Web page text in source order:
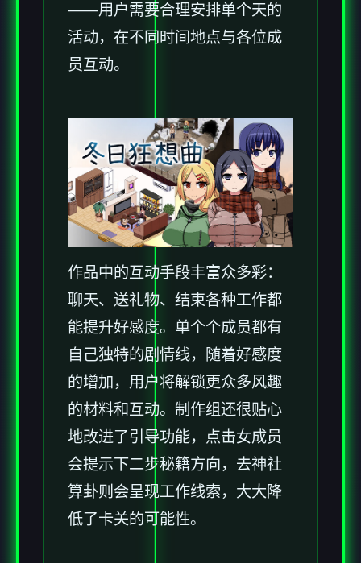
——用户需要合理安排单个天的
活动，在不同时间地点与各位成
员互动。
作品中的​​互动手段丰富众多彩​​：
聊天、送礼物、结束各种工作都
能提升好感度。单个个成员都有
自己独特的剧情线，随着好感度
的增加，用户将解锁更众多风趣
的材料和互动。制作组还很贴心
地改进了引导功能，点击女成员
会提示下二步秘籍方向，去神社
算卦则会呈现工作线索，大大降
低了卡关的可能性。